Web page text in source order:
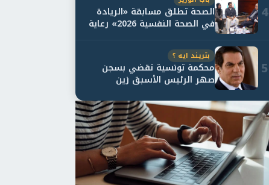
4 الصحة تطلق مسابقة «الريادة
في الصحة النفسية 2026» رعاية
نفسية اف...
5
بتريند ايه ؟
محكمة تونسية تقضي بسجن
صهر الرئيس الأسبق زين
العابدين بن علي لمدة...